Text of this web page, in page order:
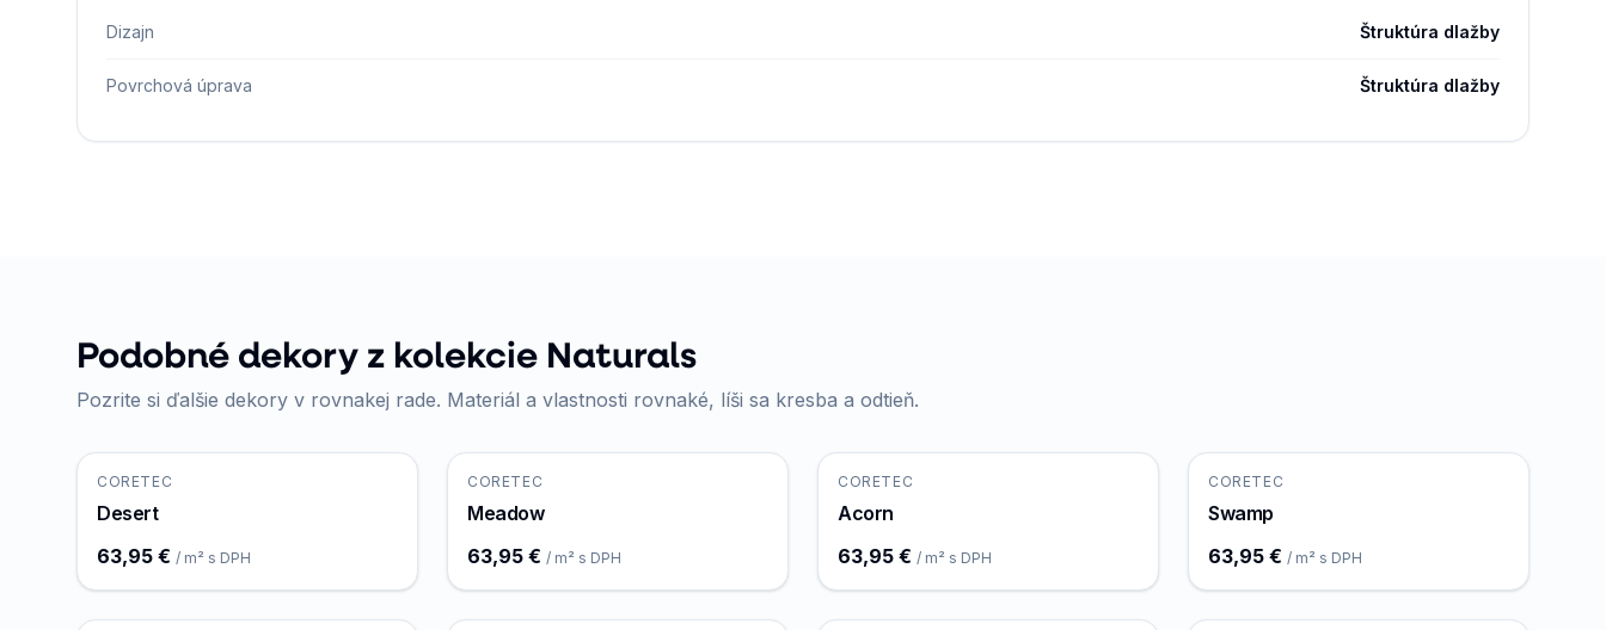
Dizajn Štruktúra dlažby
Povrchová úprava Štruktúra dlažby
Podobné dekory z kolekcie Naturals
Pozrite si ďalšie dekory v rovnakej rade. Materiál a vlastnosti rovnaké, líši sa kresba a odtieň.
CORETEC
Desert
63,95 € / m² s DPH
CORETEC
Meadow
63,95 € / m² s DPH
CORETEC
Acorn
63,95 € / m² s DPH
CORETEC
Swamp
63,95 € / m² s DPH